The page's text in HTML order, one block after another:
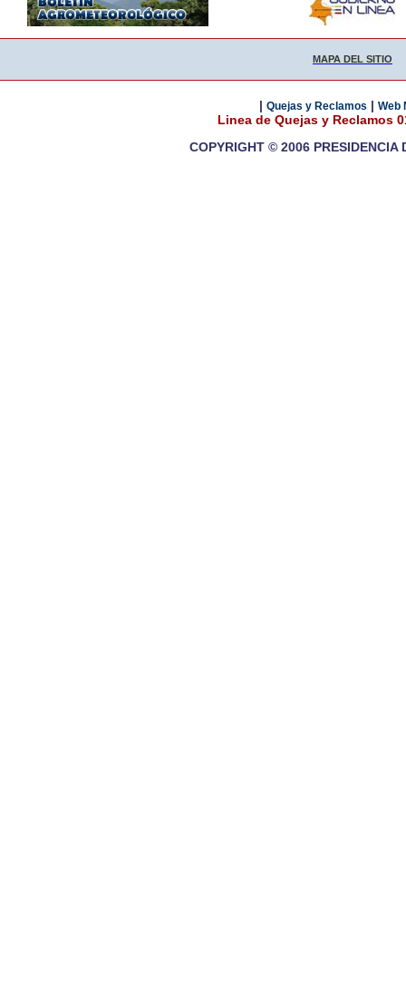
MAPA DEL SITIO
| Quejas y Reclamos | Web
Linea de Quejas y Reclamos
COPYRIGHT © 2006 PRESIDENCIA